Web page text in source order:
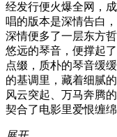
经发行便火爆全网，
唱的版本是深情告白
深情便多了一层东方
悠远的琴音，便撑起
点缀，质朴的琴音缓
的基调里，藏着细腻
风云突起、万马奔腾
契合了电影里爱恨缠